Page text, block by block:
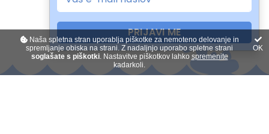
PRIJAVI ME
Naša spletna stran uporablja piškotke za nemoteno delovanje in
spremljanje obiska na strani. Z nadaljnjo uporabo spletne strani
soglašate s piškotki. Nastavitve piškotkov lahko spremenite
kadarkoli.
OK